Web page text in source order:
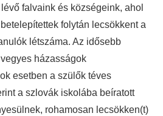
falvaink és községeink, ahol
folytán lecsökkent a
létszáma. Az idősebb
házasságok
esetben a szülők téves
a szlovák iskolába beíratott
rohamosan lecsökken(t)